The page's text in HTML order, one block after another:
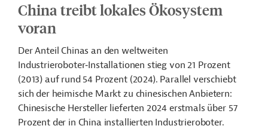
China treibt lokales Ökosystem
voran
Der Anteil Chinas an den weltweiten
Industrieroboter‑Installationen stieg von 21 Prozent
(2013) auf rund 54 Prozent (2024). Parallel verschiebt
sich der heimische Markt zu chinesischen Anbietern:
Chinesische Hersteller lieferten 2024 erstmals über 57
Prozent der in China installierten Industrieroboter.